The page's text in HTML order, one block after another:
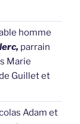
homme
parrain
Marie
Guillet et
Adam et